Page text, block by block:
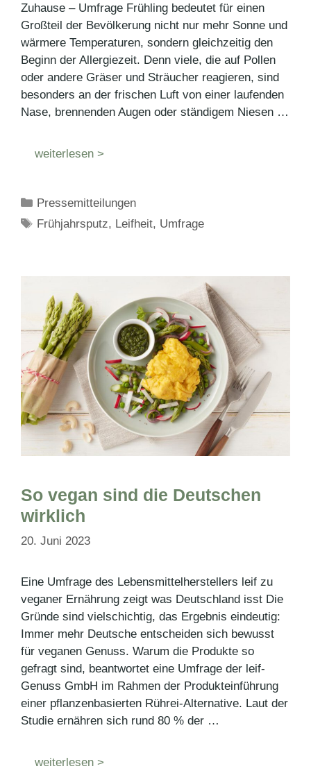
Zuhause – Umfrage Frühling bedeutet für einen
Großteil der Bevölkerung nicht nur mehr Sonne und
wärmere Temperaturen, sondern gleichzeitig den
Beginn der Allergiezeit. Denn viele, die auf Pollen
oder andere Gräser und Sträucher reagieren, sind
besonders an der frischen Luft von einer laufenden
Nase, brennenden Augen oder ständigem Niesen …
weiterlesen >
Kategorien
Pressemitteilungen
Schlagwörter
Frühjahrsputz, Leifheit, Umfrage
So vegan sind die Deutschen
wirklich
20. Juni 2023
Eine Umfrage des Lebensmittelherstellers leif zu
veganer Ernährung zeigt was Deutschland isst Die
Gründe sind vielschichtig, das Ergebnis eindeutig:
Immer mehr Deutsche entscheiden sich bewusst
für veganen Genuss. Warum die Produkte so
gefragt sind, beantwortet eine Umfrage der leif-
Genuss GmbH im Rahmen der Produkteinführung
einer pflanzenbasierten Rührei-Alternative. Laut der
Studie ernähren sich rund 80 % der …
weiterlesen >